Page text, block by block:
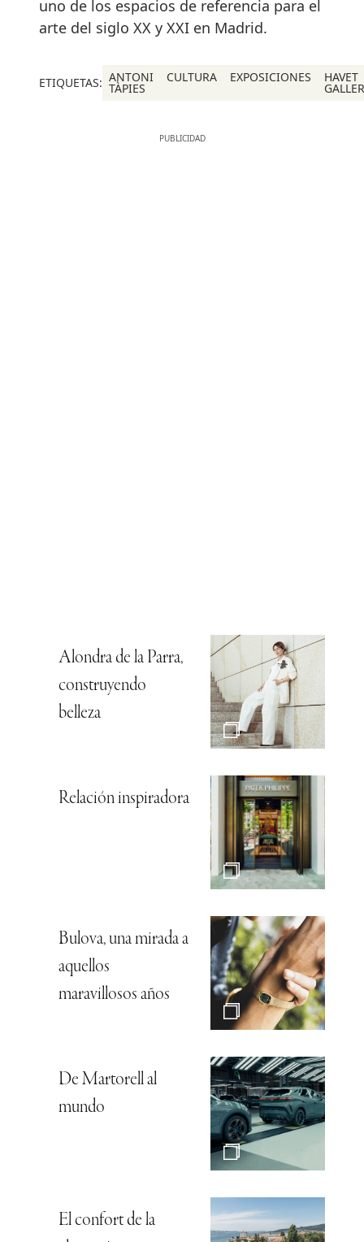
uno de los espacios de referencia para el
arte del siglo XX y XXI en Madrid.
ETIQUETAS: ANTONI
TÀPIES
CULTURA EXPOSICIONES HAVET
Alondra de la Parra,
construyendo
belleza
Relación inspiradora
Bulova, una mirada a
aquellos
maravillosos años
De Martorell al
mundo
El confort de la